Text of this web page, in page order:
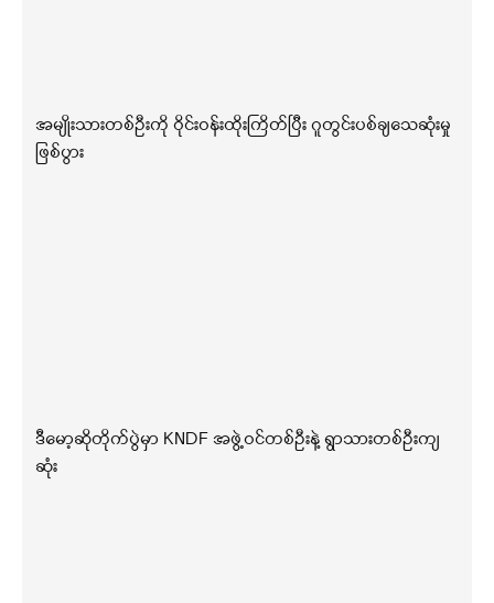
အမျိုးသားတစ်ဦးကို ဝိုင်းဝန်းထိုးကြိတ်ပြီး ဂူတွင်းပစ်ချသေဆုံးမှု
ဖြစ်ပွား
ဒီမော့ဆိုတိုက်ပွဲမှာ KNDF အဖွဲ့ဝင်တစ်ဦးနဲ့ ရွာသားတစ်ဦးကျ
ဆုံး